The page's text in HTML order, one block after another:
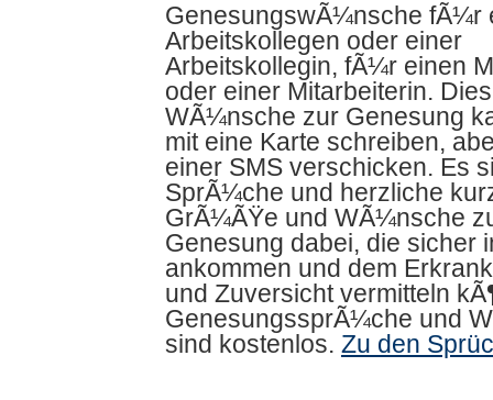
GenesungswÃ¼nsche fÃ¼r
Arbeitskollegen oder einer
Arbeitskollegin, fÃ¼r einen
oder einer Mitarbeiterin.
WÃ¼nsche zur Genesung
mit eine Karte schreiben,
einer SMS verschicken. Es
SprÃ¼che und herzliche
GrÃ¼ÃŸe und WÃ¼nsche
Genesung dabei, die sicher
ankommen und dem
und Zuversicht vermitteln
GenesungssprÃ¼che und
sind kostenlos. Zu den